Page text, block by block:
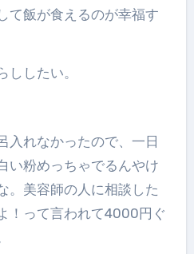
て飯が食えるのが幸福す
ししたい。
入れなかったので、一日
い粉めっちゃでるんやけ
。美容師の人に相談した
！って言われて4000円ぐ